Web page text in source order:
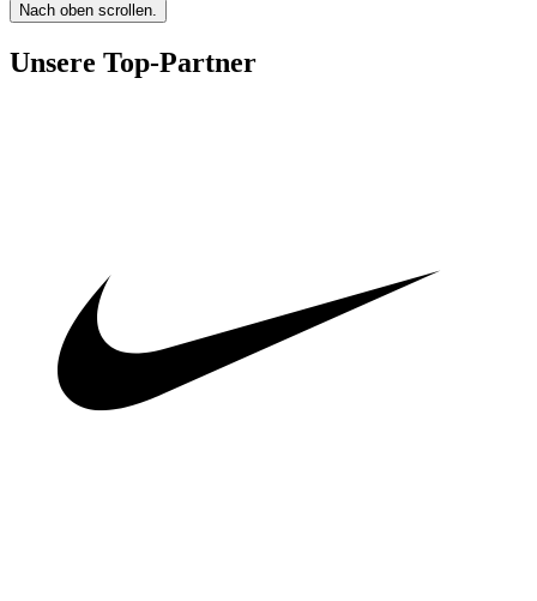
Nach oben scrollen.
Unsere Top-Partner